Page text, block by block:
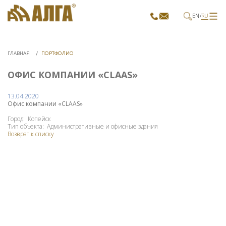
EN RU
ГЛАВНАЯ ПОРТФОЛИО
ОФИС КОМПАНИИ «CLAAS»
13.04.2020
Офис компании «CLAAS»
Город: Копейск
Тип объекта: Административные и офисные здания
Возврат к списку